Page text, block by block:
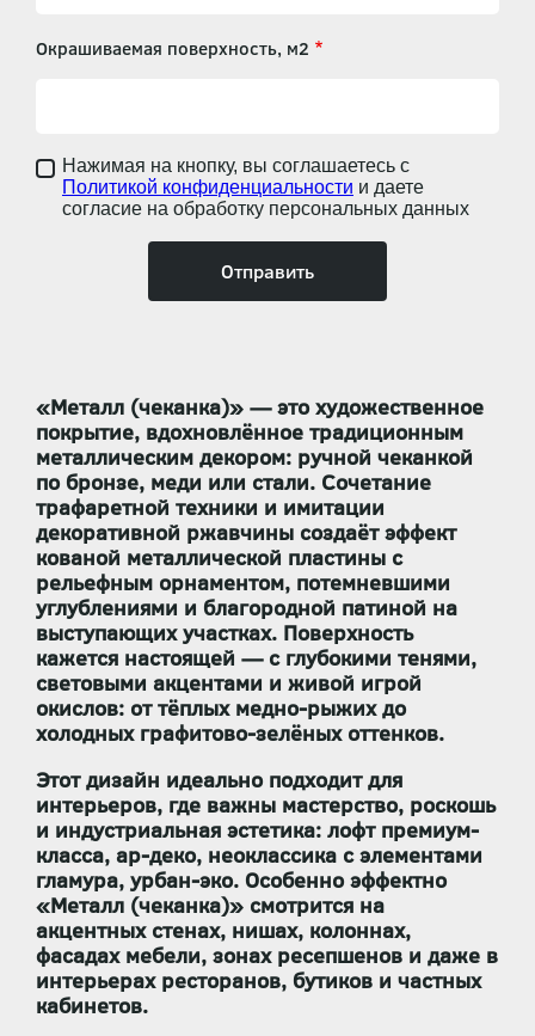
Окрашиваемая поверхность, м2
Нажимая на кнопку, вы соглашаетесь с
Политикой конфиденциальности и даете
согласие на обработку персональных данных
«Металл (чеканка)» — это художественное
покрытие, вдохновлённое традиционным
металлическим декором: ручной чеканкой
по бронзе, меди или стали. Сочетание
трафаретной техники и имитации
декоративной ржавчины создаёт эффект
кованой металлической пластины с
рельефным орнаментом, потемневшими
углублениями и благородной патиной на
выступающих участках. Поверхность
кажется настоящей — с глубокими тенями,
световыми акцентами и живой игрой
окислов: от тёплых медно-рыжих до
холодных графитово-зелёных оттенков.
Этот дизайн идеально подходит для
интерьеров, где важны мастерство, роскошь
и индустриальная эстетика: лофт премиум-
класса, ар-деко, неоклассика с элементами
гламура, урбан-эко. Особенно эффектно
«Металл (чеканка)» смотрится на
акцентных стенах, нишах, колоннах,
фасадах мебели, зонах ресепшенов и даже в
интерьерах ресторанов, бутиков и частных
кабинетов.